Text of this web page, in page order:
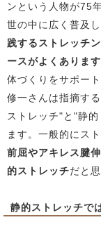
ンという人物が75
世の中に広く普及
践するストレッチ
ースがよくあります
体づくりをサポー
修一さんは指摘す
ストレッチ"と"静
ます。一般的にス
前屈やアキレス腱
的ストレッチだと
静的ストレッチで